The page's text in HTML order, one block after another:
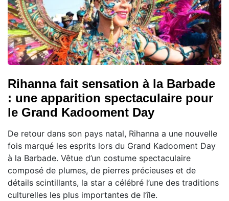
Rihanna fait sensation à la Barbade
: une apparition spectaculaire pour
le Grand Kadooment Day
De retour dans son pays natal, Rihanna a une nouvelle
fois marqué les esprits lors du Grand Kadooment Day
à la Barbade. Vêtue d’un costume spectaculaire
composé de plumes, de pierres précieuses et de
détails scintillants, la star a célébré l’une des traditions
culturelles les plus importantes de l’île.